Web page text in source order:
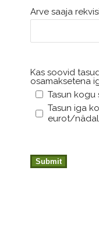
Arve saaja
Kas soovid
osamaksetena
Tasun kogu
Tasun iga
eurot/
Submit